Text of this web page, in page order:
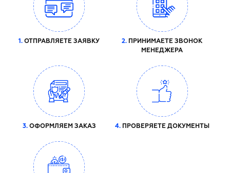
1. ОТПРАВЛЯЕТЕ ЗАЯВКУ 2. ПРИНИМАЕТЕ ЗВОНОК
МЕНЕДЖЕРА
3.ОФОРМЛЯЕМ ЗАКАЗ 4.ПРОВЕРЯЕТЕ ДОКУМЕНТЫ